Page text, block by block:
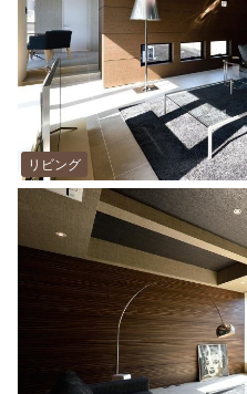
リビング